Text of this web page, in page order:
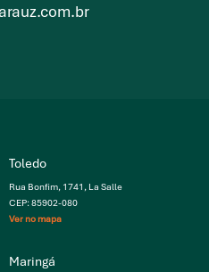
Toledo
Rua Bonfim, 1741, La Salle
CEP: 85902-080
Ver no mapa
Maringá